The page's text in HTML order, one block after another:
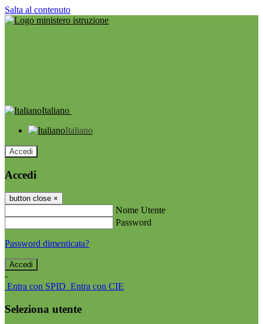
Salta al contenuto
Italiano
Italiano
Accedi
Accedi
button close ×
Nome Utente
Password
Password dimenticata?
-
Entra con SPID Entra con CIE
Seleziona utente